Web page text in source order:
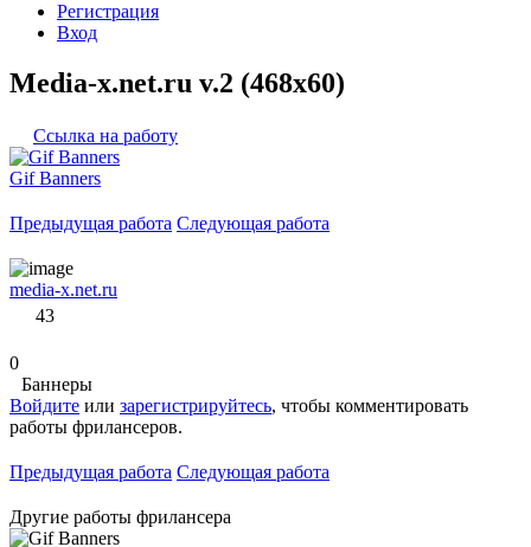
Регистрация
Вход
Media-x.net.ru v.2 (468x60)
Ссылка на работу
Gif Banners
Предыдущая работа Следующая работа
media-x.net.ru
43
0
Баннеры
Войдите или зарегистрируйтесь, чтобы комментировать
работы фрилансеров.
Предыдущая работа Следующая работа
Другие работы фрилансера